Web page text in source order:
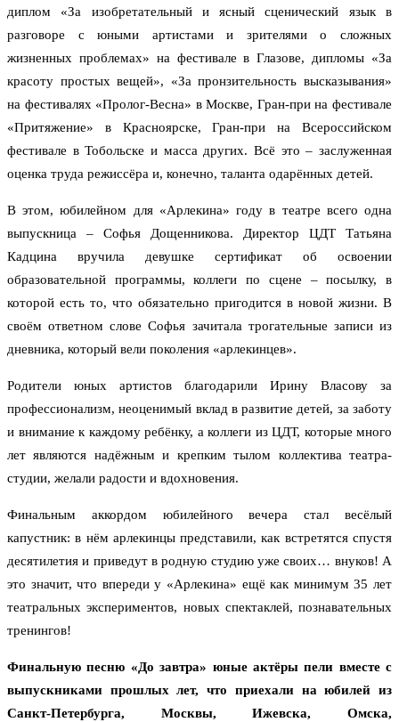
диплом «За изобретательный и ясный сценический язык в
разговоре с юными артистами и зрителями о сложных
жизненных проблемах» на фестивале в Глазове, дипломы «За
красоту простых вещей», «За пронзительность высказывания»
на фестивалях «Пролог-Весна» в Москве, Гран-при на фестивале
«Притяжение» в Красноярске, Гран-при на Всероссийском
фестивале в Тобольске и масса других. Всё это – заслуженная
оценка труда режиссёра и, конечно, таланта одарённых детей.
В этом, юбилейном для «Арлекина» году в театре всего одна
выпускница – Софья Дощенникова. Директор ЦДТ Татьяна
Кадцина вручила девушке сертификат об освоении
образовательной программы, коллеги по сцене – посылку, в
которой есть то, что обязательно пригодится в новой жизни. В
своём ответном слове Софья зачитала трогательные записи из
дневника, который вели поколения «арлекинцев».
Родители юных артистов благодарили Ирину Власову за
профессионализм, неоценимый вклад в развитие детей, за заботу
и внимание к каждому ребёнку, а коллеги из ЦДТ, которые много
лет являются надёжным и крепким тылом коллектива театра-
студии, желали радости и вдохновения.
Финальным аккордом юбилейного вечера стал весёлый
капустник: в нём арлекинцы представили, как встретятся спустя
десятилетия и приведут в родную студию уже своих… внуков! А
это значит, что впереди у «Арлекина» ещё как минимум 35 лет
театральных экспериментов, новых спектаклей, познавательных
тренингов!
Финальную песню «До завтра» юные актёры пели вместе с
выпускниками прошлых лет, что приехали на юбилей из
Санкт-Петербурга, Москвы, Ижевска, Омска,